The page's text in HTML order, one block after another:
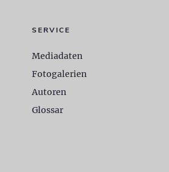
SERVICE
Mediadaten
Fotogalerien
Autoren
Glossar